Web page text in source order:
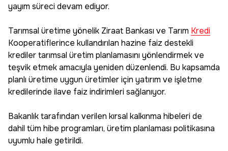
yayım süreci devam ediyor.
Tarımsal üretime yönelik Ziraat Bankası ve Tarım Kredi
Kooperatiflerince kullandırılan hazine faiz destekli
krediler tarımsal üretim planlamasını yönlendirmek ve
teşvik etmek amacıyla yeniden düzenlendi. Bu kapsamda
planlı üretime uygun üretimler için yatırım ve işletme
kredilerinde ilave faiz indirimleri sağlanıyor.
Bakanlık tarafından verilen kırsal kalkınma hibeleri de
dahil tüm hibe programları, üretim planlaması politikasına
uyumlu hale getirildi.